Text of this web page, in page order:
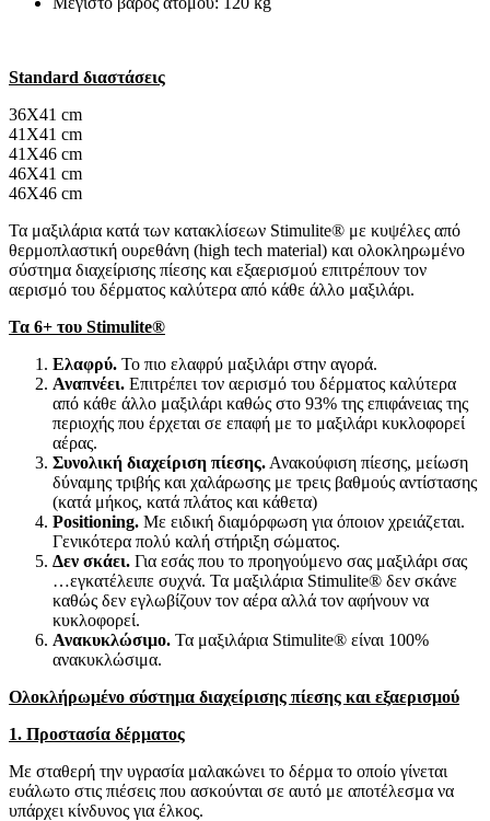
Standard διαστάσεις
36X41 cm
41X41 cm
41X46 cm
46X41 cm
46X46 cm
Τα μαξιλάρια κατά των κατακλίσεων Stimulite® με κυψέλες από
θερμοπλαστική ουρεθάνη (high tech material) και ολοκληρωμένο
σύστημα διαχείρισης πίεσης και εξαερισμού επιτρέπουν τον
αερισμό του δέρματος καλύτερα από κάθε άλλο μαξιλάρι.
Τα 6+ του Stimulite®
Ελαφρύ. Το πιο ελαφρύ μαξιλάρι στην αγορά.
Αναπνέει. Επιτρέπει τον αερισμό του δέρματος καλύτερα
από κάθε άλλο μαξιλάρι καθώς στο 93% της επιφάνειας της
περιοχής που έρχεται σε επαφή με το μαξιλάρι κυκλοφορεί
αέρας.
Συνολική διαχείριση πίεσης. Ανακούφιση πίεσης, μείωση
δύναμης τριβής και χαλάρωσης με τρεις βαθμούς αντίστασης
(κατά μήκος, κατά πλάτος και κάθετα)
Positioning. Με ειδική διαμόρφωση για όποιον χρειάζεται.
Γενικότερα πολύ καλή στήριξη σώματος.
Δεν σκάει. Για εσάς που το προηγούμενο σας μαξιλάρι σας
…εγκατέλειπε συχνά. Τα μαξιλάρια Stimulite® δεν σκάνε
καθώς δεν εγλωβίζουν τον αέρα αλλά τον αφήνουν να
κυκλοφορεί.
Ανακυκλώσιμο. Τα μαξιλάρια Stimulite® είναι 100%
ανακυκλώσιμα.
Ολοκλήρωμένο σύστημα διαχείρισης πίεσης και εξαερισμού
1. Προστασία δέρματος
Με σταθερή την υγρασία μαλακώνει το δέρμα το οποίο γίνεται
ευάλωτο στις πιέσεις που ασκούνται σε αυτό με αποτέλεσμα να
υπάρχει κίνδυνος για έλκος.